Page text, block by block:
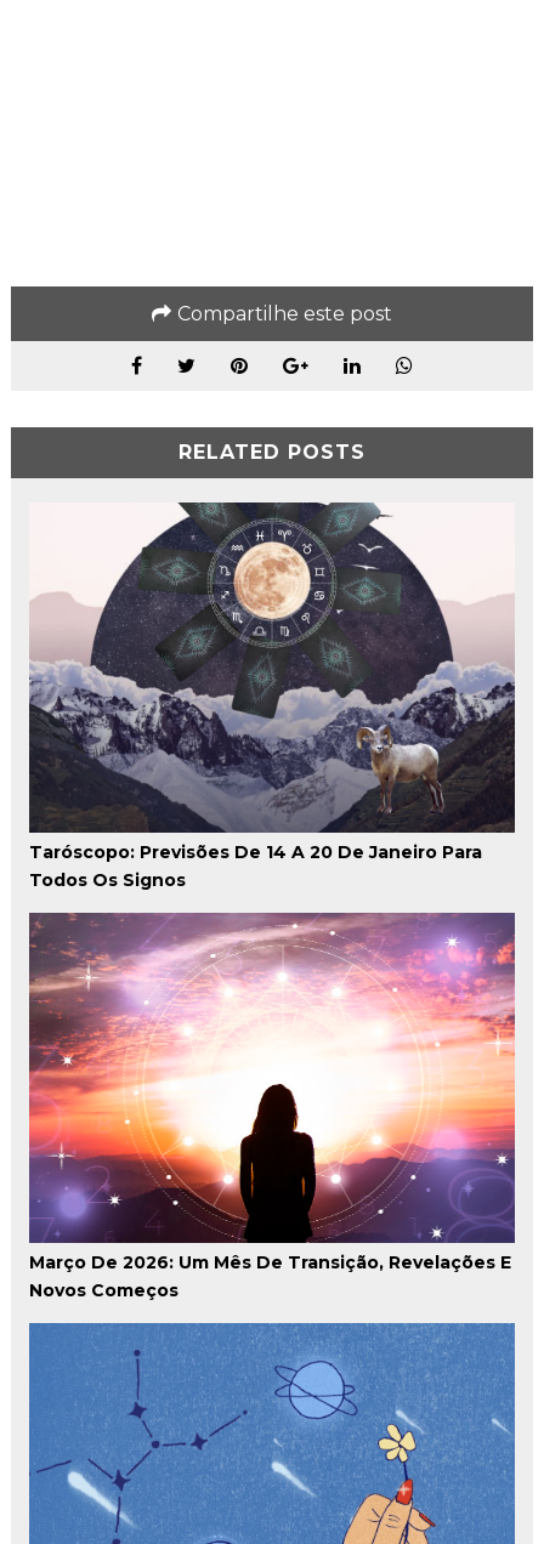
Compartilhe este post
RELATED POSTS
Taróscopo: Previsões De 14 A 20 De Janeiro Para
Todos Os Signos
Março De 2026: Um Mês De Transição, Revelações E
Novos Começos